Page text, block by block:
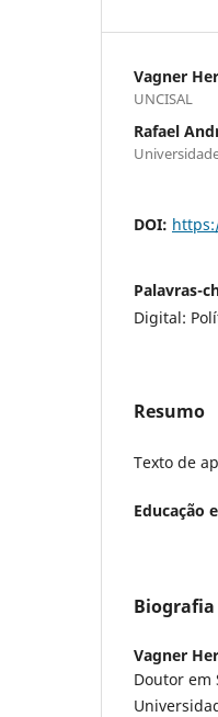
Vagner
UNCISAL
Rafael
DOI:
Palavras-
Digital:
Resumo
Texto de
Educação
Vagner
Doutor em